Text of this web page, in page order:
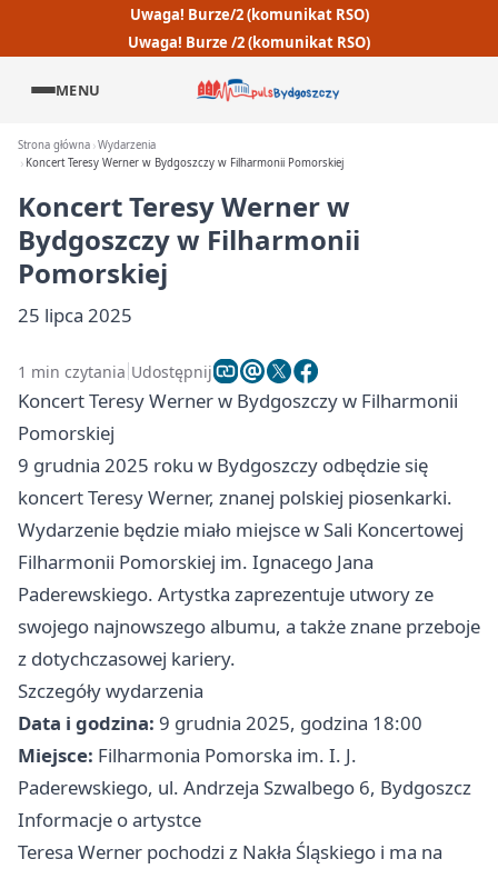
Uwaga! Burze/2 (komunikat RSO)
Uwaga! Burze /2 (komunikat RSO)
MENU
Strona główna Wydarzenia
Koncert Teresy Werner w Bydgoszczy w Filharmonii Pomorskiej
Koncert Teresy Werner w
Bydgoszczy w Filharmonii
Pomorskiej
25 lipca 2025
1 min czytania Udostępnij
Koncert Teresy Werner w Bydgoszczy w Filharmonii
Pomorskiej
9 grudnia 2025 roku w Bydgoszczy odbędzie się
koncert Teresy Werner, znanej polskiej piosenkarki.
Wydarzenie będzie miało miejsce w Sali Koncertowej
Filharmonii Pomorskiej im. Ignacego Jana
Paderewskiego. Artystka zaprezentuje utwory ze
swojego najnowszego albumu, a także znane przeboje
z dotychczasowej kariery.
Szczegóły wydarzenia
Data i godzina: 9 grudnia 2025, godzina 18:00
Miejsce: Filharmonia Pomorska im. I. J.
Paderewskiego, ul. Andrzeja Szwalbego 6, Bydgoszcz
Informacje o artystce
Teresa Werner pochodzi z Nakła Śląskiego i ma na